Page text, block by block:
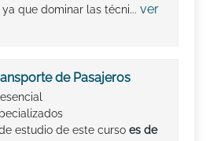
que dominar las técni... ver
de Pasajeros
estudio de este curso es de